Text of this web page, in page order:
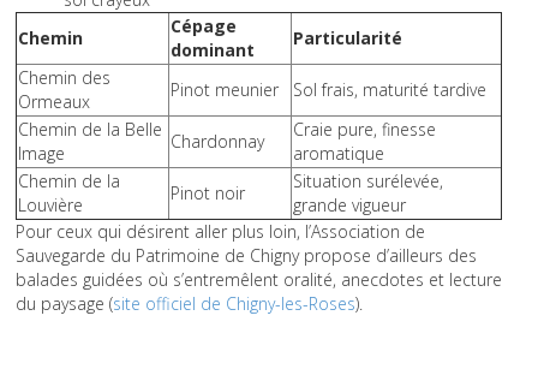
Chemin
Cépage
dominant
Particularité
Chemin des
Ormeaux
Pinot meunier
Sol frais, maturité tardive
Chemin de la Belle
Image
Chardonnay
Craie pure, finesse
aromatique
Chemin de la
Louvière
Pinot noir
Situation surélevée,
grande vigueur
Pour ceux qui désirent aller plus loin, l’Association de
Sauvegarde du Patrimoine de Chigny propose d’ailleurs des
balades guidées où s’entremêlent oralité, anecdotes et lecture
du paysage (site officiel de Chigny-les-Roses).